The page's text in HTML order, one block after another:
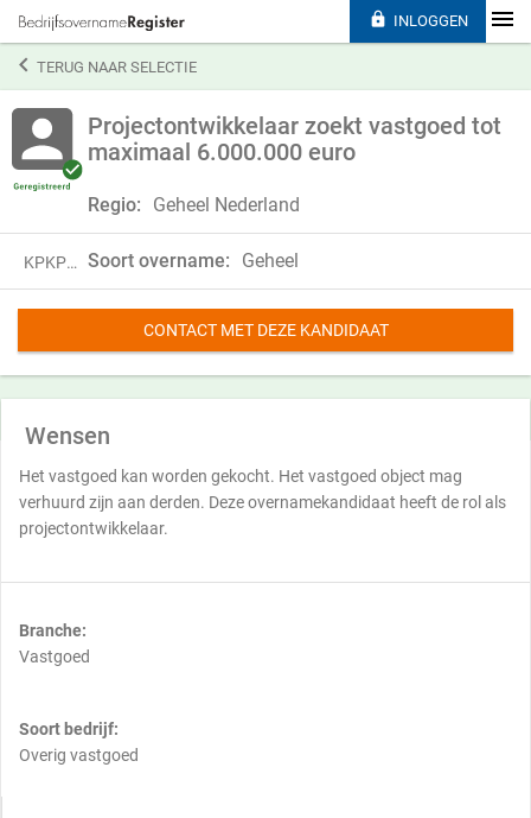
TERUG NAAR SELECTIE
Projectontwikkelaar zoekt vastgoed tot
maximaal 6.000.000 euro
Regio: Geheel Nederland
KPKP23QMF02Y Soort overname: Geheel
CONTACT MET DEZE KANDIDAAT
Wensen
Het vastgoed kan worden gekocht. Het vastgoed object mag
verhuurd zijn aan derden. Deze overnamekandidaat heeft de rol als
projectontwikkelaar.
Branche:
Vastgoed
Soort bedrijf:
Overig vastgoed
 INLOGGEN